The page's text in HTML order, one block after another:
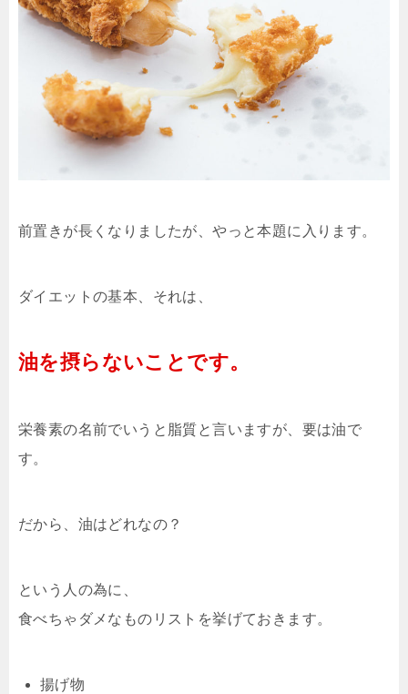
前置きが長くなりましたが、やっと本題に入ります。
ダイエットの基本、それは、
油を摂らないことです。
栄養素の名前でいうと脂質と言いますが、要は油で
す。
だから、油はどれなの？
という人の為に、
食べちゃダメなものリストを挙げておきます。
揚げ物